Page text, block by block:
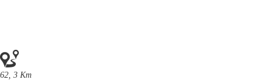
62, 3 Km